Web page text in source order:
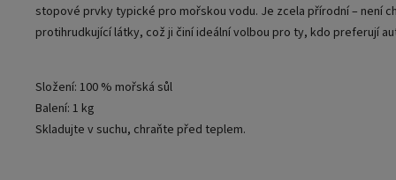
stopové prvky typické pro mořskou vodu. Je zcela přírodní – není
protihrudkující látky, což ji činí ideální volbou pro ty, kdo preferují
Složení: 100 % mořská sůl
Balení: 1 kg
Skladujte v suchu, chraňte před teplem.